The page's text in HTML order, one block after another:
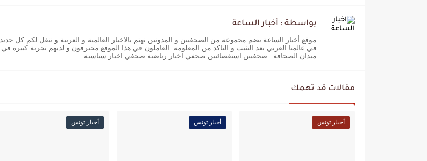
بواسطة : أخبار الساعة
موقع أخبار الساعة يضم مجموعة من الصحفيين و المدونين نهتم بالاخبار العالمية و العربية و ننقل لكم كل جديد
في عالمنا العربي بعد التثبت و التاكد من المعلومة. العاملون في هذا الموقع محترفون و لديهم تجربة كبيرة في
ميدان الصحافة : صحفيين استقصائيين صحفي اخبار رياضية صحفي اخبار سياسية
مقالات قد تهمك
أخبار تونس أخبار تونس أخبار تونس